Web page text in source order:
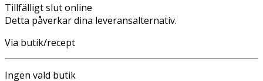
Tillfälligt slut online
Detta påverkar dina leveransalternativ.
Via butik/recept
Ingen vald butik